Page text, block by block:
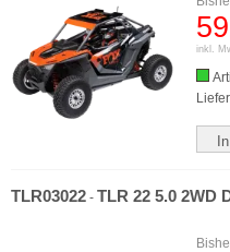
inkl.
TLR03022 - TLR 22 5.0 2WD